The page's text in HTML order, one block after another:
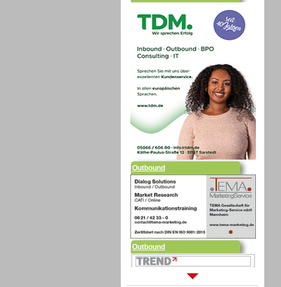
Outbound
Outbound